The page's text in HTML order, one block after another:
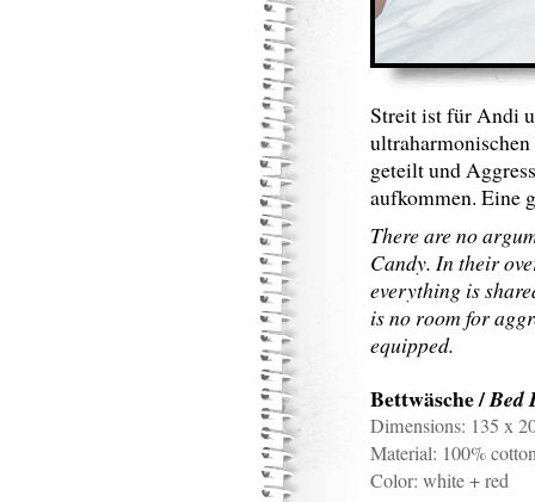
Streit ist für Andi
geteilt und
aufkommen. Eine
There are no
Candy. In their
everything is
is no room for
equipped.
Bettwäsche/Bed
Dimensions: 135 x
Material: 100%
Color: white + red